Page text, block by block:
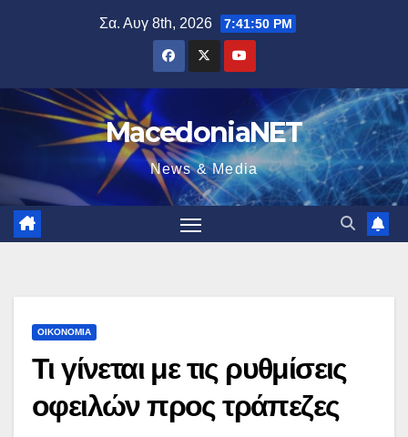
Σα. Αυγ 8th, 2026 7:41:51 PM
MacedoniaNET
News & Media
ΟΙΚΟΝΟΜΊΑ
Τι γίνεται με τις ρυθμίσεις
οφειλών προς τράπεζες